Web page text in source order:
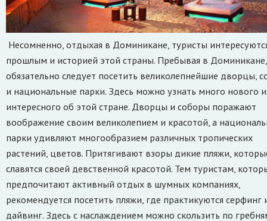
Несомненно, отдыхая в Доминикане, туристы
прошлым и историей этой страны. Пребывая в Доминикане,
обязательно следует посетить великолепнейшие дворцы,
и национальные парки. Здесь можно узнать много нового и
интересного об этой стране. Дворцы и соборы поражают
воображение своим великолепием и красотой, а
парки удивляют многообразием различных тропических
растений, цветов. Притягивают взоры дикие пляжи,
славятся своей девственной красотой. Тем туристам,
предпочитают активный отдых в шумных компаниях,
рекомендуется посетить пляжи, где практикуются серфинг
дайвинг. Здесь с наслаждением можно скользить по